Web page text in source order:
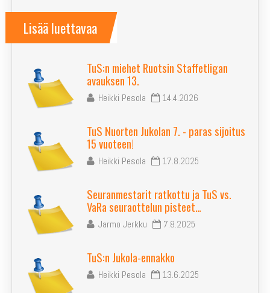
Lisää luettavaa
TuS:n miehet Ruotsin Staffetligan
avauksen 13.
Heikki Pesola 14.4.2026
TuS Nuorten Jukolan 7. - paras sijoitus
15 vuoteen!
Heikki Pesola 17.8.2025
Seuranmestarit ratkottu ja TuS vs.
VaRa seuraottelun pisteet…
Jarmo Jerkku 7.8.2025
TuS:n Jukola-ennakko
Heikki Pesola 13.6.2025